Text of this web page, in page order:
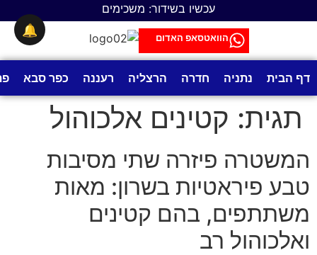
עכשיו בשידור: משכימים
הוואטסאפ האדום
דף הבית נתניה חדרה הרצליה רעננה כפר סבא
תגית: קטינים אלכוהול
המשטרה פיזרה שתי מסיבות
טבע פיראטיות בשרון: מאות
משתתפים, בהם קטינים
ואלכוהול רב
🔔